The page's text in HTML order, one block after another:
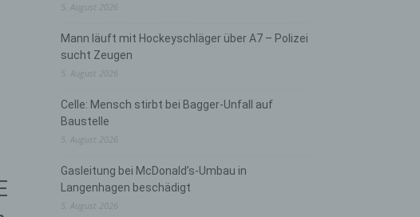
5. August 2026
Mann läuft mit Hockeyschläger über A7 – Polizei
sucht Zeugen
5. August 2026
Celle: Mensch stirbt bei Bagger-Unfall auf
Baustelle
5. August 2026
Gasleitung bei McDonald’s-Umbau in
Langenhagen beschädigt
5. August 2026